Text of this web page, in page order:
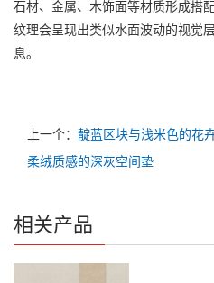
石材、金属、木饰面等材质形成搭
纹理会呈现出类似水面波动的视觉
息。
上一个： 靛蓝区块与浅米色的花
柔绒质感的深灰空间垫
相关产品